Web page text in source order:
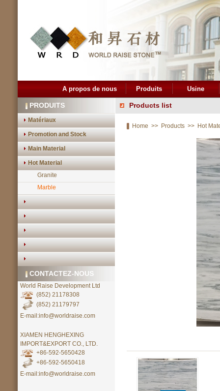
A propos de nous Produits Usine
PRODUITS
Matériaux
Promotion and Stock
Main Material
Hot Material
Granite
Marble
CONTACTEZ-NOUS
World Raise Development Ltd
(852) 21178308
(852) 21179797
E-mail:info@worldraise.com
XIAMEN HENGHEXING
IMPORT&EXPORT CO., LTD.
+86-592-5650428
+86-592-5650418
E-mail:info@worldraise.com
Products list
Home >> Products>> Hot